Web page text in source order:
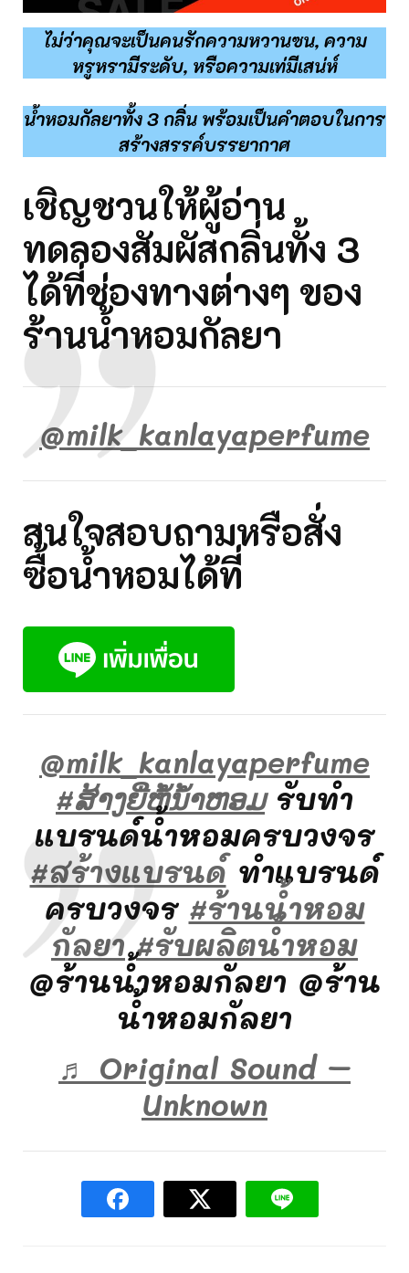
ไม่ว่าคุณจะเป็นคนรักความหวานซน, ความ
หรูหรามีระดับ, หรือความเท่มีเสน่ห์
น้ำหอมกัลยาทั้ง 3 กลิ่น พร้อมเป็นคำตอบในการ
สร้างสรรค์บรรยากาศ
เชิญชวนให้ผู้อ่าน
ทดลองสัมผัสกลิ่นทั้ง 3
ได้ที่ช่องทางต่างๆ ของ
ร้านน้ำหอมกัลยา
@milk_kanlayaperfume
สนใจสอบถามหรือสั่ง
ซื้อน้ำหอมได้ที่
@milk_kanlayaperfume
#ສ້າງຍີ່ຫໍ້ນໍ້າຫອມรับทำ
แบรนด์น้ำหอมครบวงจร
#สร้างแบรนด์ทำแบรนด์
ครบวงจร #ร้านน้ําหอม
กัลยา #รับผลิตน้ําหอม
@ร้านน้ำหอมกัลยา @ร้าน
น้ำหอมกัลยา
♬ Original Sound –
Unknown